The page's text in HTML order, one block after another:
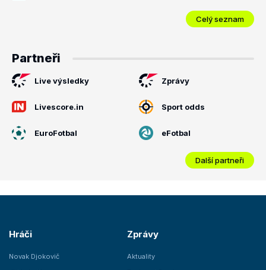
Celý seznam
Partneři
Live výsledky Zprávy
Livescore.in Sport odds
EuroFotbal eFotbal
Další partneři
Hráči
Novak Djokovič
Zprávy
Aktuality